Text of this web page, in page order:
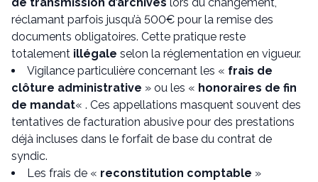
réclamant parfois jusqu’à 500€ pour la remise des
documents obligatoires. Cette pratique reste
totalement illégale selon la réglementation en vigueur.
Vigilance particulière concernant les « frais de
clôture administrative » ou les « honoraires de fin
de mandat« . Ces appellations masquent souvent des
tentatives de facturation abusive pour des prestations
déjà incluses dans le forfait de base du contrat de
syndic.
Les frais de « reconstitution comptable »